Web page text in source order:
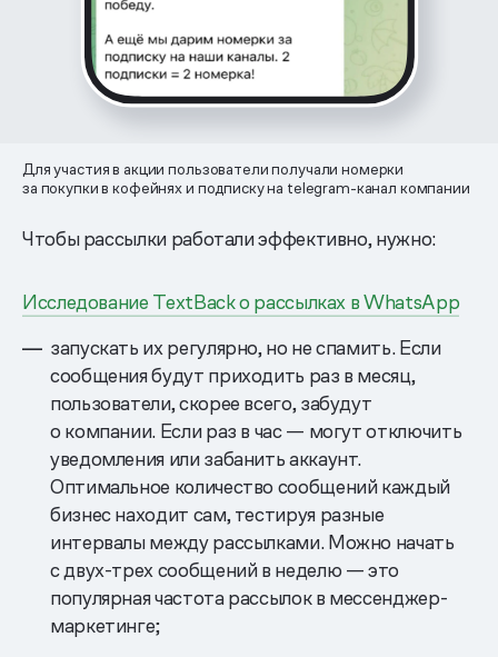
Для участия в акции пользователи получали номерки
за покупки в кофейнях и подписку на telegram-канал компании
Чтобы рассылки работали эффективно, нужно:
Исследование TextBack о рассылках в WhatsApp
запускать их регулярно, но не спамить. Если
сообщения будут приходить раз в месяц,
пользователи, скорее всего, забудут
о компании. Если раз в час — могут отключить
уведомления или забанить аккаунт.
Оптимальное количество сообщений каждый
бизнес находит сам, тестируя разные
интервалы между рассылками. Можно начать
с двух-трех сообщений в неделю — это
популярная частота рассылок в мессенджер-
маркетинге;